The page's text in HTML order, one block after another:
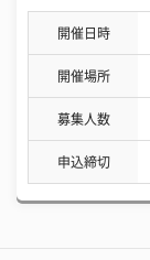
開催日時
開催場所
募集人数
申込締切